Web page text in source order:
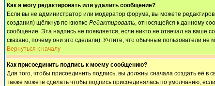
Как я могу редактировать или удалить сообщение?
Если вы не администратор или модератор форума, вы можете
создания) щёлкнув по кнопке Редактировать, относящейся к данному
сообщение. Эта надпись не появляется, если никто не отвечал на ваше
сказано, почему они это сделали). Учтите, что обычные пользователи не
Вернуться к началу
Как присоединить подпись к моему сообщению?
Для того, чтобы присоединить подпись, вы должны сначала создать её
также можете сделать чтобы подпись присоединялась по умолчанию,